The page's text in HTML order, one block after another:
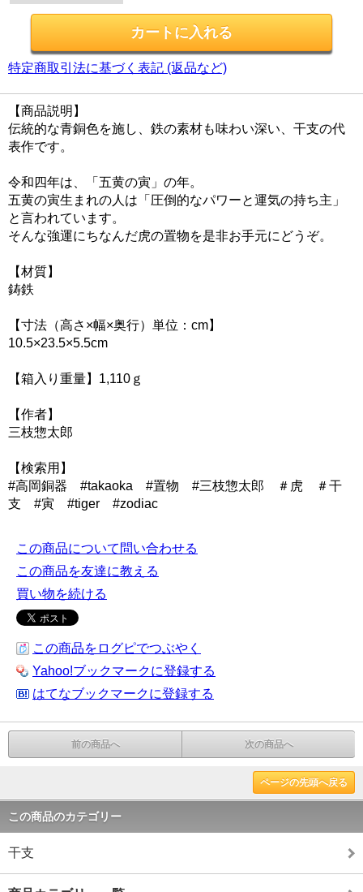
特定商取引法に基づく表記 (返品など)
【商品説明】
伝統的な青銅色を施し、鉄の素材も味わい深い、干支の代
表作です。
令和四年は、「五黄の寅」の年。
五黄の寅生まれの人は「圧倒的なパワーと運気の持ち主」
と言われています。
そんな強運にちなんだ虎の置物を是非お手元にどうぞ。
【材質】
鋳鉄
【寸法（高さ×幅×奥行）単位：cm】
10.5×23.5×5.5cm
【箱入り重量】1,110ｇ
【作者】
三枝惣太郎
【検索用】
#高岡銅器 #takaoka #置物 #三枝惣太郎 ＃虎 ＃干
支 #寅 #tiger #zodiac
この商品について問い合わせる
この商品を友達に教える
買い物を続ける
この商品をログピでつぶやく
Yahoo!ブックマークに登録する
はてなブックマークに登録する
前の商品へ 次の商品へ
ページの先頭へ戻る
この商品のカテゴリー
干支